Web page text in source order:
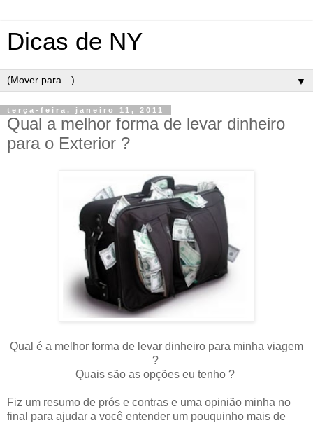
Dicas de NY
▼
terça-feira, janeiro 11, 2011
Qual a melhor forma de levar dinheiro
para o Exterior ?
Qual é a melhor forma de levar dinheiro para minha viagem
?
Quais são as opções eu tenho ?
Fiz um resumo de prós e contras e uma opinião minha no
final para ajudar a você entender um pouquinho mais de